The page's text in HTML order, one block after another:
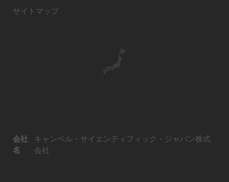
サイトマップ
会社
名
キャンベル・サイエンティフィック・ジャパン株式
会社